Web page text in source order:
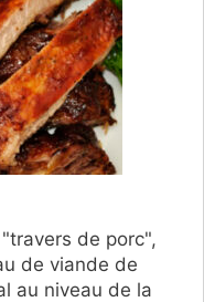
de porc",
de viande de
au niveau de la